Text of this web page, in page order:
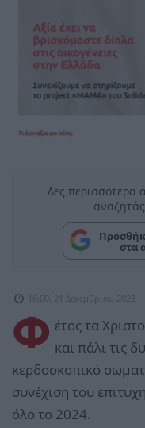
Δες περισσότερα
στα
16:00, 21 Δεκεμβρίου 2023
Φ έτος τα
και πάλι τις
κερδοσκοπικό
συνέχιση του
όλο το 2024.